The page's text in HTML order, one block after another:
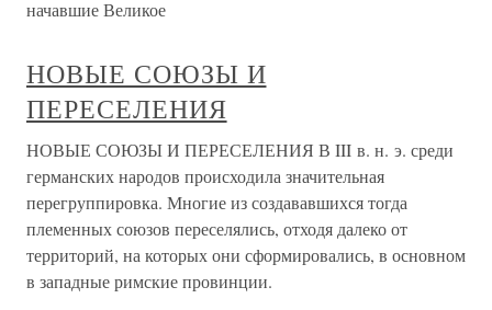
начавшие Великое
НОВЫЕ СОЮЗЫ И
ПЕРЕСЕЛЕНИЯ
НОВЫЕ СОЮЗЫ И ПЕРЕСЕЛЕНИЯ В III в. н. э. среди
германских народов происходила значительная
перегруппировка. Многие из создававшихся тогда
племенных союзов переселялись, отходя далеко от
территорий, на которых они сформировались, в основном
в западные римские провинции.